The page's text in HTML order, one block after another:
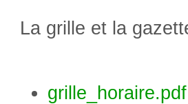
La grille et la
grille_horaire.pdf